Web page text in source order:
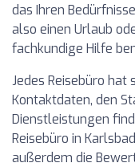
das Ihren
also einen Urlaub
fachkundige Hilfe
Jedes Reisebüro hat
Kontaktdaten, den
Dienstleistungen
Reisebüro in
außerdem die